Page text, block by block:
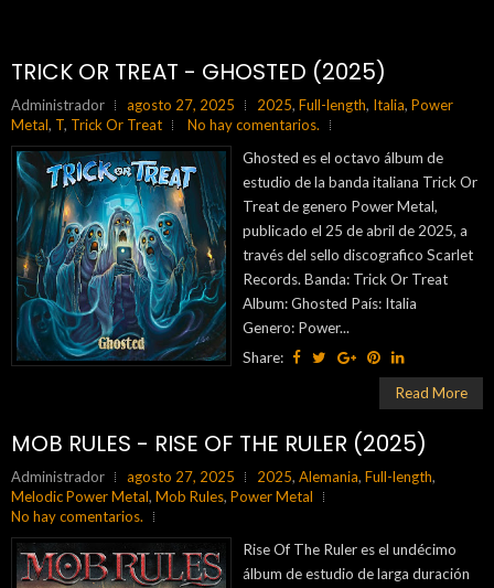
TRICK OR TREAT - GHOSTED (2025)
Administrador agosto 27, 2025 2025, Full-length, Italia, Power
Metal, T, Trick Or Treat
No hay comentarios.
Ghosted es el octavo álbum de
estudio de la banda italiana Trick Or
Treat de genero Power Metal,
publicado el 25 de abril de 2025, a
través del sello discografico Scarlet
Records. Banda: Trick Or Treat
Album: Ghosted País: Italia
Genero: Power...
Share:
Read More
MOB RULES - RISE OF THE RULER (2025)
Administrador agosto 27, 2025 2025, Alemania, Full-length,
Melodic Power Metal, Mob Rules, Power Metal
No hay comentarios.
Rise Of The Ruler es el undécimo
álbum de estudio de larga duración